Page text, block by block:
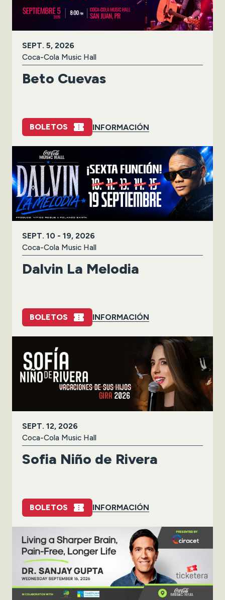
SEPT. 5, 2026
Coca-Cola Music Hall
Beto Cuevas
BOLETOS INFORMACIÓN
SEPT. 10 - 19, 2026
Coca-Cola Music Hall
Dalvin La Melodia
BOLETOS INFORMACIÓN
SEPT. 12, 2026
Coca-Cola Music Hall
Sofia Niño de Rivera
BOLETOS INFORMACIÓN